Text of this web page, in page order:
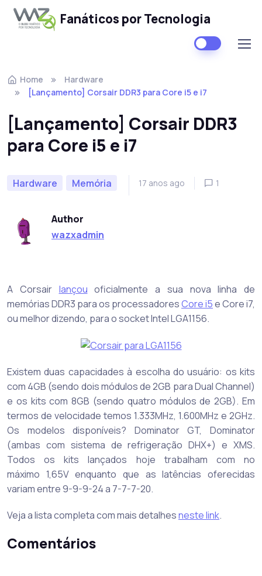
Fanáticos por Tecnologia
Home
Hardware
[Lançamento] Corsair DDR3 para Core i5 e i7
[Lançamento] Corsair DDR3
para Core i5 e i7
Hardware Memória 17 anos ago 1
Author
wazxadmin
A Corsair lançou oficialmente a sua nova linha de
memórias DDR3 para os processadoresCore i5e Core i7,
ou melhor dizendo, para o socket Intel LGA1156.
Existem duas capacidades à escolha do usuário: os kits
com 4GB (sendo dois módulos de 2GB para Dual Channel)
e os kits com 8GB (sendo quatro módulos de 2GB). Em
termos de velocidade temos 1.333MHz, 1.600MHz e 2GHz.
Os modelos disponíveis? Dominator GT, Dominator
(ambas com sistema de refrigeração DHX+) e XMS.
Todos os kits lançados hoje trabalham com no
máximo 1,65V enquanto que as latências oferecidas
variam entre 9-9-9-24 a 7-7-7-20.
Veja a lista completa com mais detalhesneste link.
Comentários